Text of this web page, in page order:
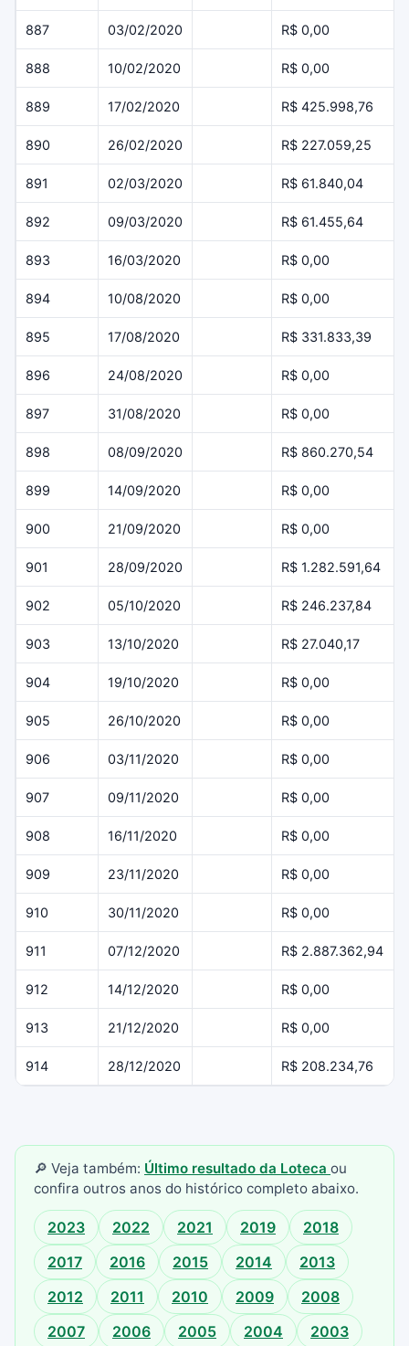
887 03/02/2020 R$ 0,00
888 10/02/2020 R$ 0,00
889 17/02/2020 R$ 425.998,76
890 26/02/2020 R$ 227.059,25
891 02/03/2020 R$ 61.840,04
892 09/03/2020 R$ 61.455,64
893 16/03/2020 R$ 0,00
894 10/08/2020 R$ 0,00
895 17/08/2020 R$ 331.833,39
896 24/08/2020 R$ 0,00
897 31/08/2020 R$ 0,00
898 08/09/2020 R$ 860.270,54
899 14/09/2020 R$ 0,00
900 21/09/2020 R$ 0,00
901 28/09/2020 R$ 1.282.591,64
902 05/10/2020 R$ 246.237,84
903 13/10/2020 R$ 27.040,17
904 19/10/2020 R$ 0,00
905 26/10/2020 R$ 0,00
906 03/11/2020 R$ 0,00
907 09/11/2020 R$ 0,00
908 16/11/2020 R$ 0,00
909 23/11/2020 R$ 0,00
910 30/11/2020 R$ 0,00
911 07/12/2020 R$ 2.887.362,94
912 14/12/2020 R$ 0,00
913 21/12/2020 R$ 0,00
914 28/12/2020 R$ 208.234,76
🔎 Veja também: Último resultado da Loteca ou
confira outros anos do histórico completo abaixo.
2023 2022 2021 2019
2018
2017
2016 2015 2014
2013
2012
2011 2010 2009
2008
2007
2006 2005 2004 2003